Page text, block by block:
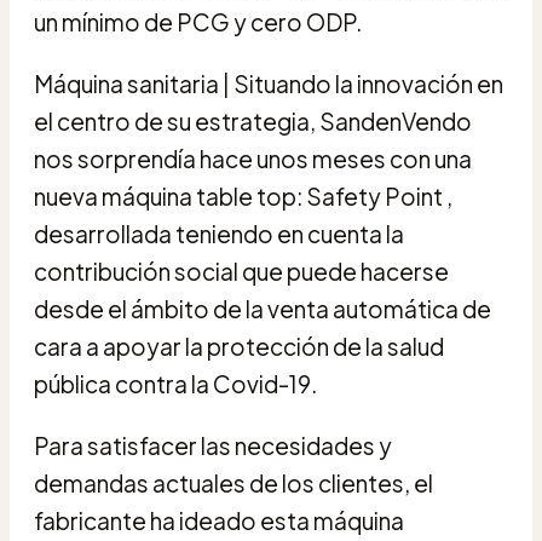
un mínimo de PCG y cero ODP.
Máquina sanitaria | Situando la innovación en
el centro de su estrategia, SandenVendo
nos sorprendía hace unos meses con una
nueva máquina table top: Safety Point ,
desarrollada teniendo en cuenta la
contribución social que puede hacerse
desde el ámbito de la venta automática de
cara a apoyar la protección de la salud
pública contra la Covid-19.
Para satisfacer las necesidades y
demandas actuales de los clientes, el
fabricante ha ideado esta máquina